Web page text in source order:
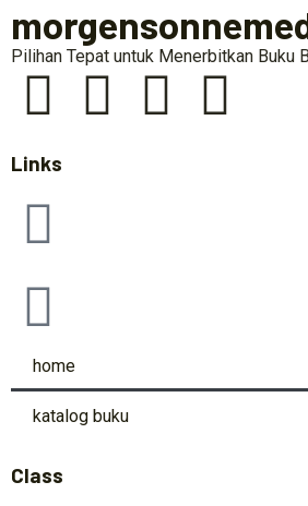
Pilihan Tepat untuk Menerbitkan Buku
Links
home
katalog buku
Class